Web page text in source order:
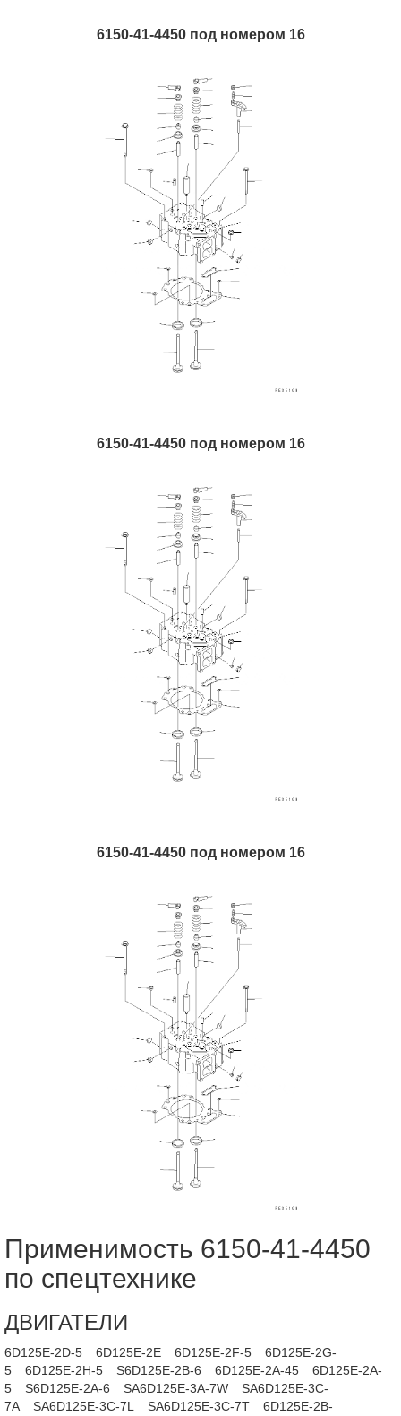
6150-41-4450 под номером 16
6150-41-4450 под номером 16
6150-41-4450 под номером 16
Применимость 6150-41-4450
по спецтехнике
ДВИГАТЕЛИ
6D125E-2D-5 6D125E-2E 6D125E-2F-5
6D125E-2G-
5
6D125E-2H-5 S6D125E-2B-6 6D125E-2A-45
6D125E-2A-
5
S6D125E-2A-6 SA6D125E-3A-7W
SA6D125E-3C-
7A
SA6D125E-3C-7L SA6D125E-3C-7T
6D125E-2B-